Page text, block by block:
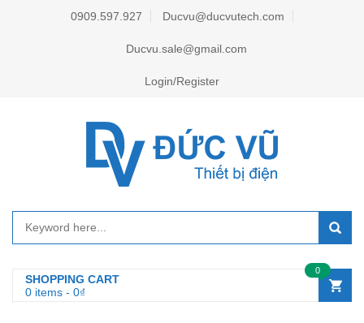
0909.597.927 Ducvu@ducvutech.com
Ducvu.sale@gmail.com
Login/Register
SHOPPING CART
0 items - 0₫
0